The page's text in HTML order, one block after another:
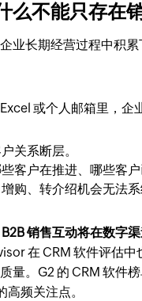
么不能只存在
业长期经营过程中积
或个人邮箱里，企
关系断层。
客户在推进、哪些客户
购、转介绍机会无法系
销售互动将在数字
在 CRM 软件评估
量。G2 的 CRM 软件
频关注点。